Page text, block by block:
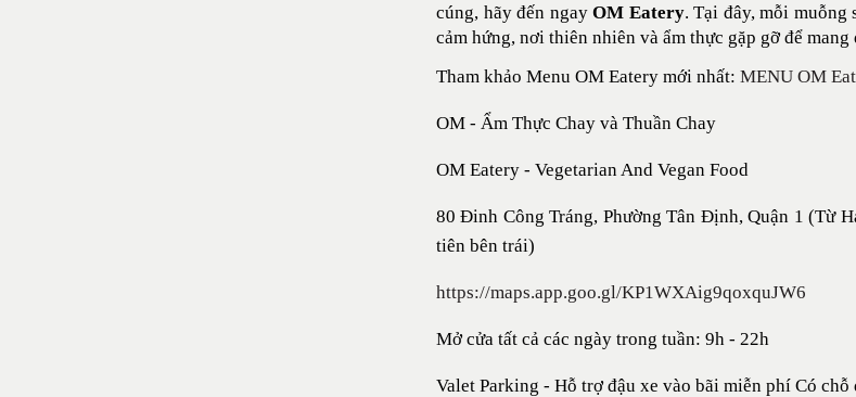
cúng, hãy đến ngayOM Eatery. Tại đây, mỗi muỗng
cảm hứng, nơi thiên nhiên và ẩm thực gặp gỡ để
Tham khảo Menu OM Eatery mới nhất: MENU OM
OM - Ẩm Thực Chay và Thuần Chay
OM Eatery - Vegetarian And Vegan Food
80 Đinh Công Tráng, Phường Tân Định, Quận 1 (Từ
tiên bên trái)
https://maps.app.goo.gl/KP1WXAig9qoxquJW6
Mở cửa tất cả các ngày trong tuần: 9h - 22h
Valet Parking - Hỗ trợ đậu xe vào bãi miễn phí Có chỗ